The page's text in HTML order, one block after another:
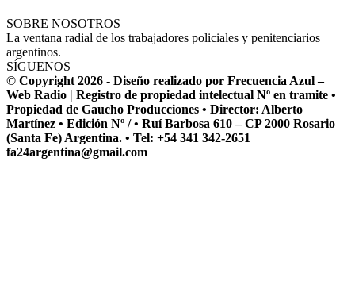
SOBRE NOSOTROS
La ventana radial de los trabajadores policiales y penitenciarios
argentinos.
SÍGUENOS
© Copyright 2026 - Diseño realizado por Frecuencia Azul –
Web Radio | Registro de propiedad intelectual Nº en tramite •
Propiedad de Gaucho Producciones • Director: Alberto
Martínez • Edición Nº / • Ruí Barbosa 610 – CP 2000 Rosario
(Santa Fe) Argentina. • Tel: +54 341 342-2651
fa24argentina@gmail.com